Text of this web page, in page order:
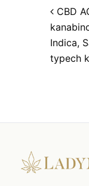
CBD
Indica,
typech